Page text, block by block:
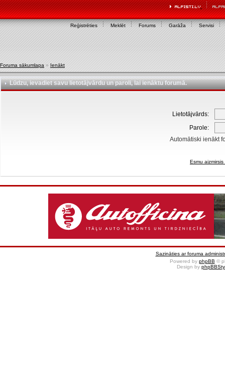
Reģistrēties Meklēt Forums Garāža Servisi
Foruma sākumlapa » Ienākt
Lūdzu, ievadiet savu lietotājvārdu un paroli, lai ienāktu forumā.
Lietotājvārds:
Parole:
Automātiski ienākt
Esmu
Sazināties ar foruma
Powered by phpBB ©
Design by